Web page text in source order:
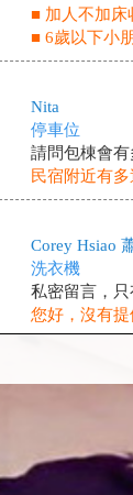
■ 加人不加床
■ 6歲以下小
Nita
停車位
請問包棟會
民宿附近有
Corey Hsiao
洗衣機
私密留言，
您好，沒有
張哲愷
請問老闆，
可以的